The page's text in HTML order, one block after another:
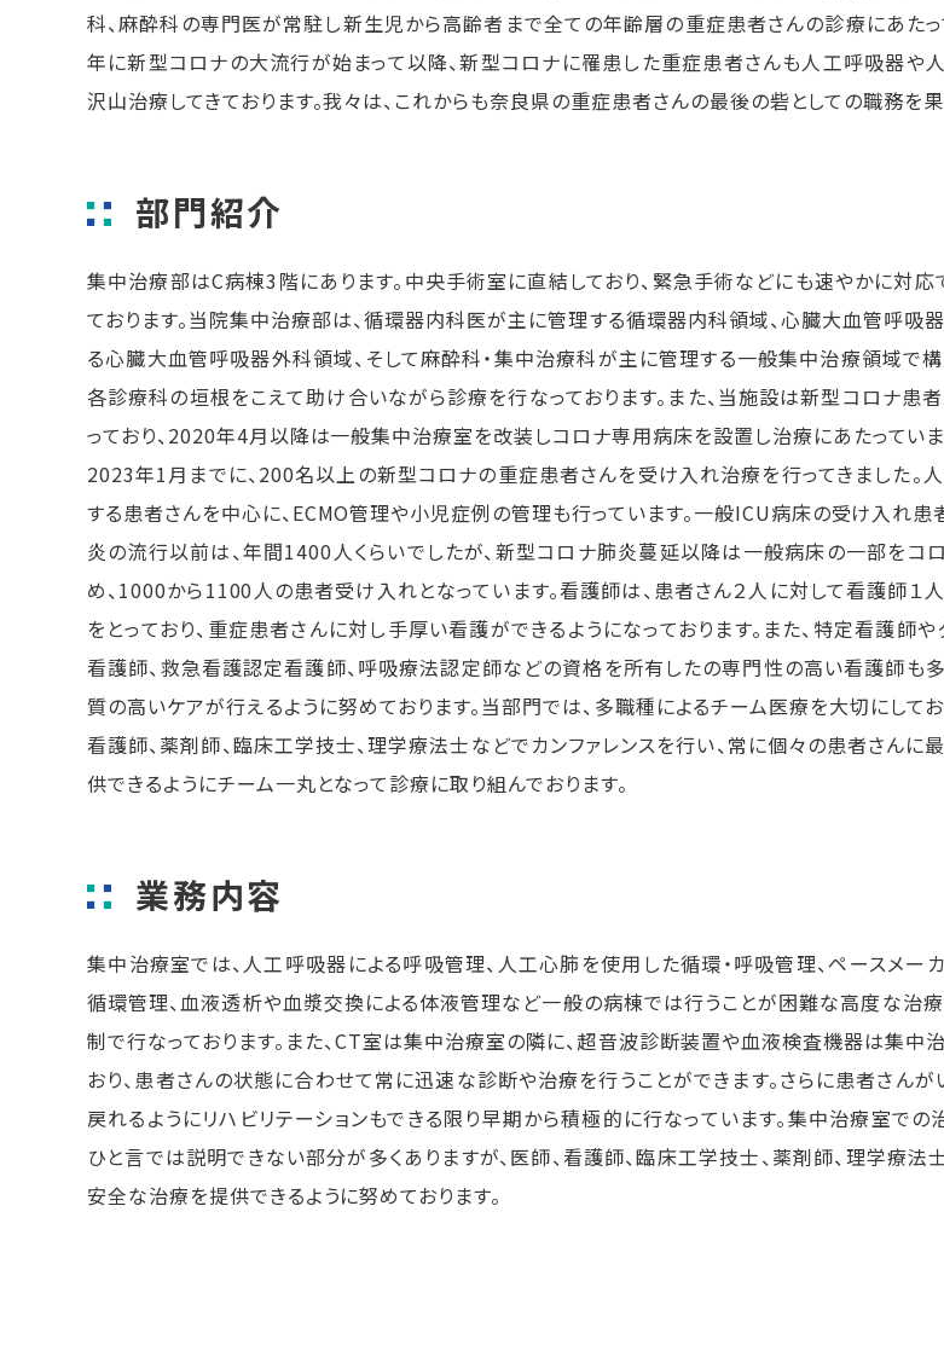
科、麻酔科の専門医が常駐し新生児から高齢者まで全ての年齢層の重症患者さんの診療にあたっ
年に新型コロナの大流行が始まって以降、新型コロナに罹患した重症患者さんも人工呼吸器や
沢山治療してきております。我々は、これからも奈良県の重症患者さんの最後の砦としての職務を果
部門紹介
集中治療部はC病棟3階にあります。中央手術室に直結しており、緊急手術などにも速やかに対応
ております。当院集中治療部は、循環器内科医が主に管理する循環器内科領域、心臓大血管呼吸
る心臓大血管呼吸器外科領域、そして麻酔科・集中治療科が主に管理する一般集中治療領域で構
各診療科の垣根をこえて助け合いながら診療を行なっております。また、当施設は新型コロナ患
っており、2020年4月以降は一般集中治療室を改装しコロナ専用病床を設置し治療にあたっていま
2023年1月までに、200名以上の新型コロナの重症患者さんを受け入れ治療を行ってきました。
する患者さんを中心に、ECMO管理や小児症例の管理も行っています。一般ICU病床の受け入れ患
炎の流行以前は、年間1400人くらいでしたが、新型コロナ肺炎蔓延以降は一般病床の一部をコ
め、1000から1100人の患者受け入れとなっています。看護師は、患者さん２人に対して看護師１
をとっており、重症患者さんに対し手厚い看護ができるようになっております。また、特定看護師
看護師、救急看護認定看護師、呼吸療法認定師などの資格を所有したの専門性の高い看護師も多
質の高いケアが行えるように努めております。当部門では、多職種によるチーム医療を大切にしてお
看護師、薬剤師、臨床工学技士、理学療法士などでカンファレンスを行い、常に個々の患者さんに
供できるようにチーム一丸となって診療に取り組んでおります。
業務内容
集中治療室では、人工呼吸器による呼吸管理、人工心肺を使用した循環・呼吸管理、ペースメー
循環管理、血液透析や血漿交換による体液管理など一般の病棟では行うことが困難な高度な治
制で行なっております。また、CT室は集中治療室の隣に、超音波診断装置や血液検査機器は集中
おり、患者さんの状態に合わせて常に迅速な診断や治療を行うことができます。さらに患者さんが
戻れるようにリハビリテーションもできる限り早期から積極的に行なっています。集中治療室での
ひと言では説明できない部分が多くありますが、医師、看護師、臨床工学技士、薬剤師、理学療法
安全な治療を提供できるように努めております。